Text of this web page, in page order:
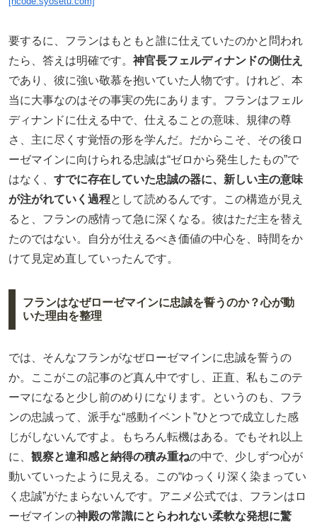
要するに、フランはもともと誰に仕えていたのかと問われ
たら、答えは明確です。 神官長フェルディナンドの側仕え
であり、彼に強い敬慕を抱いていた人物です。けれど、本
当に大事なのはその事実の先にあります。フランはフェル
ディナンドに仕える中で、仕えることの意味、規律の尊
さ、主に尽くす覚悟の形を学んだ。だからこそ、その後ロ
ーゼマインに向けられる忠誠は“ゼロから発生したもの”で
はなく、 すでに存在していた忠誠の器に、新しい主の意味
が注がれていく過程として読めるんです。この構造が見え
ると、フランの感情って急に深くなる。彼はただ主を替え
たのではない。自分が仕えるべき価値の中心を、時間をか
けて見定め直していったんです。
フランはなぜローゼマインに忠誠を誓うのか？心が動
いた理由を整理
では、そんなフランがなぜローゼマインに忠誠を誓うの
か。ここがこの記事のど真ん中ですし、正直、私もこのテ
ーマになると少し前のめりになります。というのも、フラ
ンの忠誠って、派手な“感動イベント”ひとつで成立した感
じがしないんですよ。もちろん転機はある。でもそれ以上
に、 観察と違和感と納得の積み重ねの中で、少しずつ心が
動いていったように見える。この“ゆっくり深く染まってい
く忠誠”がたまらないんです。アニメ公式では、フランはロ
ーゼマインの神殿の常識にとらわれない柔軟な発想に驚